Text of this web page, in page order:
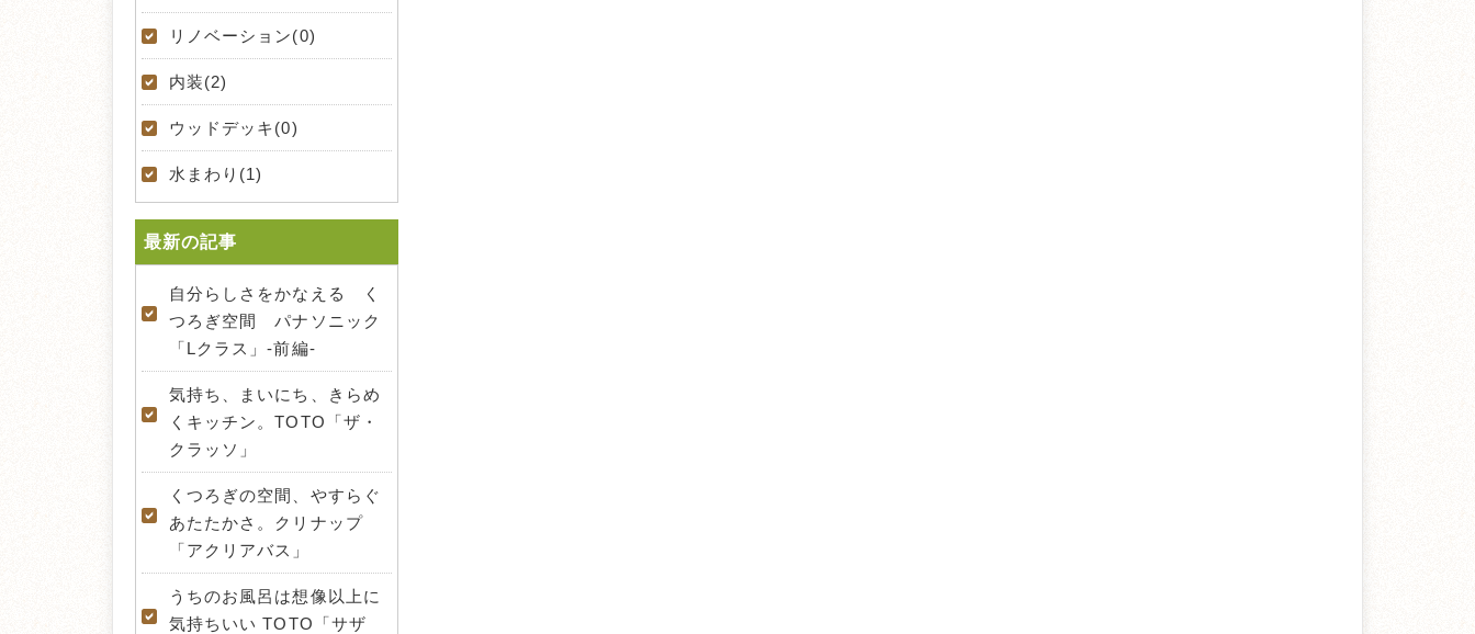
リノベーション(0)
内装(2)
ウッドデッキ(0)
水まわり(1)
最新の記事
自分らしさをかなえる く
つろぎ空間 パナソニック
「Lクラス」-前編-
気持ち、まいにち、きらめ
くキッチン。TOTO「ザ・
クラッソ」
くつろぎの空間、やすらぐ
あたたかさ。クリナップ
「アクリアバス」
うちのお風呂は想像以上に
気持ちいい TOTO「サザ